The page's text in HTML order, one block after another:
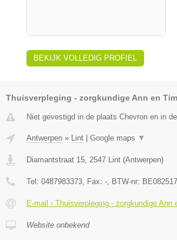
BEKIJK VOLLEDIG PROFIEL
Thuisverpleging - zorgkundige Ann en Tim
Niet gevestigd in de plaats Chevron en in
Antwerpen » Lint Google maps ▼
Diamantstraat 15, 2547 Lint (Antwerpen)
Tel: 0487983373, Fax: -, BTW-nr:
E-mail › Thuisverpleging - zorgkundige Ann
Website onbekend